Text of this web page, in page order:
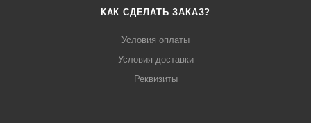
КАК СДЕЛАТЬ ЗАКАЗ?
Условия оплаты
Условия доставки
Реквизиты